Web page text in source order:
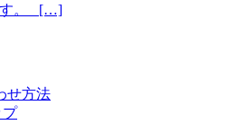
す。 […]
せ方法
プ